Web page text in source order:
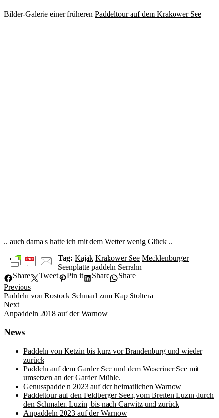
Bilder-Galerie einer früheren Paddeltour auf dem Krakower See
.. auch damals hatte ich mit dem Wetter wenig Glück ..
Tag: Kajak Krakower See Mecklenburger
Seenplatte paddeln Serrahn
Share
Tweet Pin it Share Share
Beitragsnavigation
Previous
Previous
post:
Paddeln von Rostock Schmarl zum Kap Stoltera
Next
Next
Anpaddeln 2018 auf der Warnow
News
Paddeln von Ketzin bis kurz vor Brandenburg und wieder
zurück
Paddeln auf dem Garder See und dem Woseriner See mit
umsetzen an der Garder Mühle.
Genusspaddeln 2023 auf der heimatlichen Warnow
Paddeltour auf den Feldberger Seen,vom Breiten Luzin durch
den Schmalen Luzin, bis nach Carwitz und zurück
Anpaddeln 2023 auf der Warnow